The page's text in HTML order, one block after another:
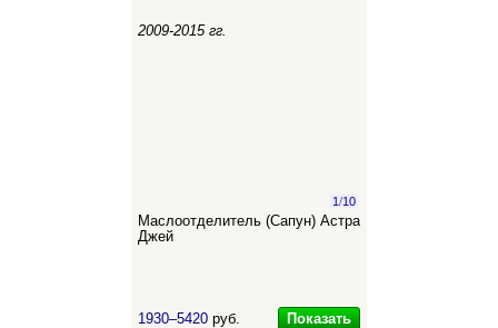
2009-2015 гг.
1/10
Маслоотделитель (Сапун) Астра
Джей
1930–5420 руб. Показать